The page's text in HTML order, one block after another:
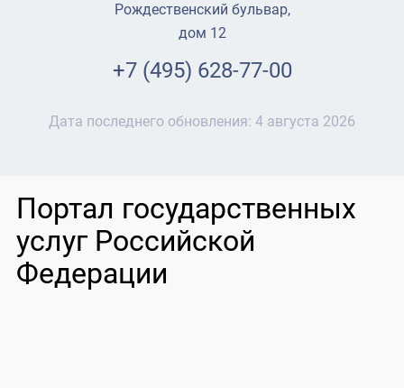
Рождественский бульвар,
дом 12
+7 (495) 628-77-00
Дата последнего обновления: 4 августа 2026
Портал государственных
услуг Российской
Федерации